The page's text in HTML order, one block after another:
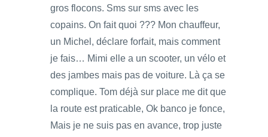
gros flocons. Sms sur sms avec les
copains. On fait quoi ??? Mon chauffeur,
un Michel, déclare forfait, mais comment
je fais… Mimi elle a un scooter, un vélo et
des jambes mais pas de voiture. Là ça se
complique. Tom déjà sur place me dit que
la route est praticable, Ok banco je fonce,
Mais je ne suis pas en avance, trop juste